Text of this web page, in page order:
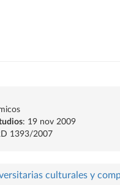
: 19 nov 2009
1393/2007
culturales y